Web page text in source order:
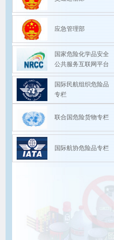
应急管理部
国家危险化学品安全
公共服务互联网平台
国际民航组织危险品
专栏
联合国危险货物专栏
国际航协危险品专栏